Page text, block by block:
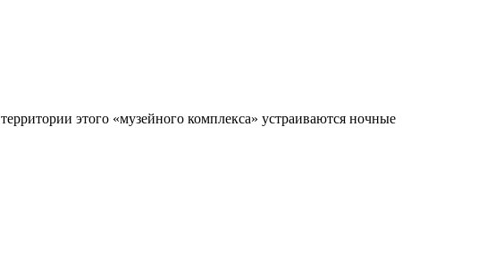
этого «музейного комплекса» устраиваются ночные